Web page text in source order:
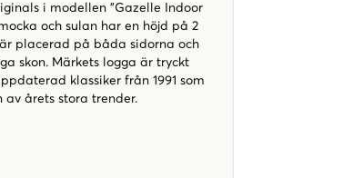
i modellen "Gazelle Indoor
och sulan har en höjd på 2
placerad på båda sidorna och
skon. Märkets logga är tryckt
klassiker från 1991 som
årets stora trender.